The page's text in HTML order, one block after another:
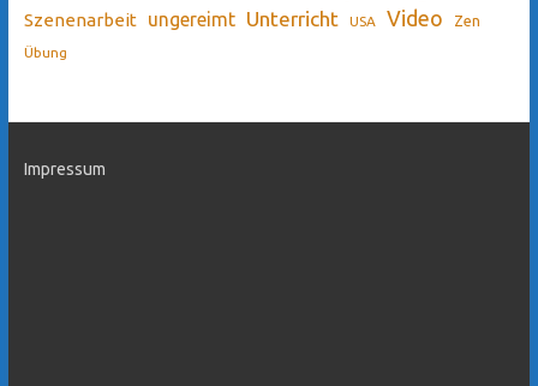
Szenenarbeit ungereimt Unterricht USA Video Zen
Übung
Impressum